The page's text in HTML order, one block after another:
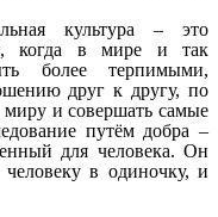
культура – это
когда в мире и так
более терпимыми,
друг к другу, по
и совершать самые
путём добра –
для человека. Он
в одиночку, и